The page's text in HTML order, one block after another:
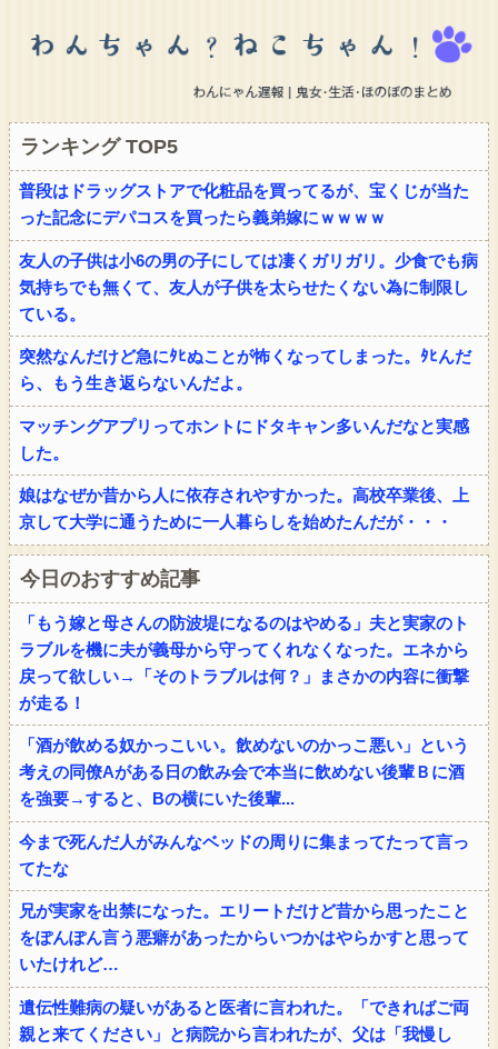
ランキング TOP5
普段はドラッグストアで化粧品を買ってるが、宝くじが当た
った記念にデパコスを買ったら義弟嫁にｗｗｗｗ
友人の子供は小6の男の子にしては凄くガリガリ。少食でも病
気持ちでも無くて、友人が子供を太らせたくない為に制限し
ている。
突然なんだけど急にﾀﾋぬことが怖くなってしまった。ﾀﾋんだ
ら、もう生き返らないんだよ。
マッチングアプリってホントにドタキャン多いんだなと実感
した。
娘はなぜか昔から人に依存されやすかった。高校卒業後、上
京して大学に通うために一人暮らしを始めたんだが・・・
今日のおすすめ記事
「もう嫁と母さんの防波堤になるのはやめる」夫と実家のト
ラブルを機に夫が義母から守ってくれなくなった。エネから
戻って欲しい→「そのトラブルは何？」まさかの内容に衝撃
が走る！
「酒が飲める奴かっこいい。飲めないのかっこ悪い」という
考えの同僚Aがある日の飲み会で本当に飲めない後輩Ｂに酒
を強要→すると、Bの横にいた後輩...
今まで死んだ人がみんなベッドの周りに集まってたって言っ
てたな
兄が実家を出禁になった。エリートだけど昔から思ったこと
をぽんぽん言う悪癖があったからいつかはやらかすと思って
いたけれど…
遺伝性難病の疑いがあると医者に言われた。「できればご両
親と来てください」と病院から言われたが、父は「我慢し